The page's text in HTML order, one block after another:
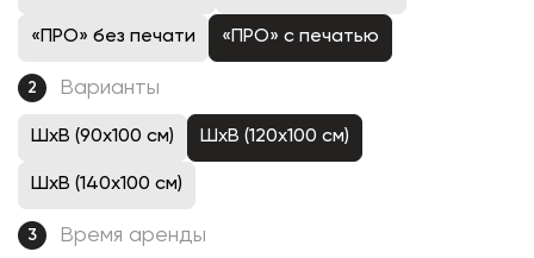
«ПРО» без печати «ПРО» с печатью
2 Варианты
ШхВ (90х100 см) ШхВ (120х100 см)
ШхВ (140х100 см)
3 Время аренды